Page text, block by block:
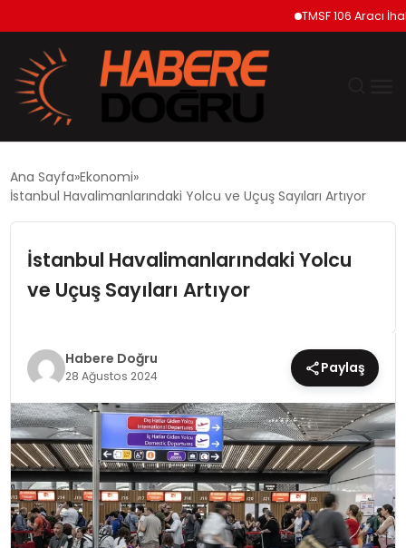
TMSF 106 Aracı
SİYASET
DÜNYA
TEKNOLOJİ
SPOR
EĞİTİM
MAGAZİN
Ana Sayfa Ekonomi
İstanbul Havalimanlarındaki Yolcu ve Uçuş Sayıları Artıyor
İstanbul Havalimanlarındaki Yolcu
ve Uçuş Sayıları Artıyor
Habere Doğru
28 Ağustos 2024 Paylaş